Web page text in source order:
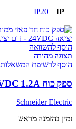
IP
IP20
הוסף להשוואה
תצוגה מהירה
הוסף לרשימת המשאלות
ספק כוח 240VAC/24VDC 1.2A
Schneider Electric
זמין בהזמנה מראש